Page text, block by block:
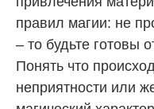
правил магии: не
– то будьте готовы
Понять что
неприятности или